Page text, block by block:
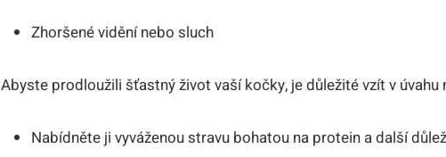
Zhoršené vidění nebo sluch
Abyste prodloužili šťastný život vaší kočky, je důležité vzít v úvahu
Nabídněte ji vyváženou stravu bohatou na protein a další